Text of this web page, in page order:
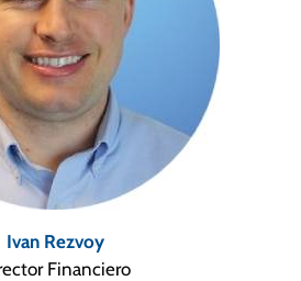
Ivan Rezvoy
Financiero